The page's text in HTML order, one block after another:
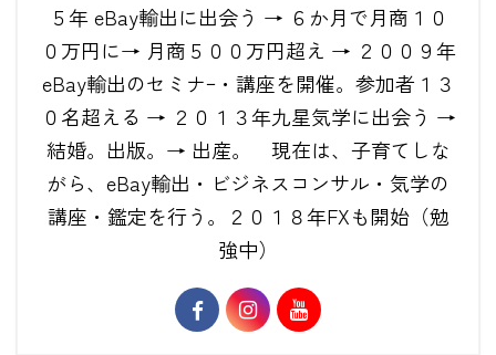
５年 eBay輸出に出会う → ６か月で月商１０
０万円に→ 月商５００万円超え → ２００９年
eBay輸出のセミナｰ・講座を開催。参加者１３
０名超える → ２０１３年九星気学に出会う →
結婚。出版。→ 出産。 現在は、子育てしな
がら、eBay輸出・ビジネスコンサル・気学の
講座・鑑定を行う。２０１８年FXも開始（勉
強中）